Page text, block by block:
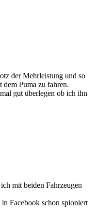
der Mehrleistung und so
Puma zu fahren.
gut überlegen ob ich ihn
mit beiden Fahrzeugen
Facebook schon spioniert